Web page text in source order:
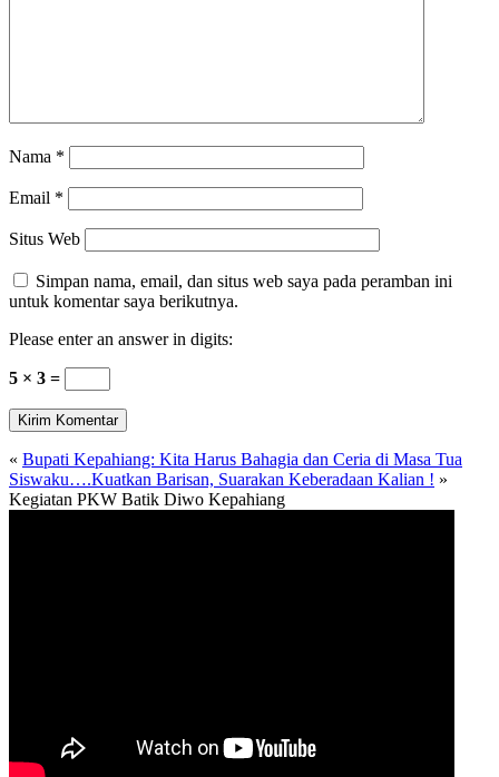
Nama *
Email *
Situs Web
Simpan nama, email, dan situs web saya pada peramban ini
untuk komentar saya berikutnya.
Please enter an answer in digits:
5 × 3 =
« Bupati Kepahiang: Kita Harus Bahagia dan Ceria di Masa Tua
Siswaku….Kuatkan Barisan, Suarakan Keberadaan Kalian ! »
Kegiatan PKW Batik Diwo Kepahiang